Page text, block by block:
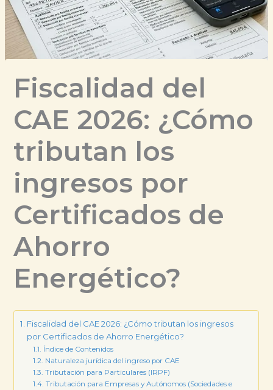
Fiscalidad del
CAE 2026: ¿Cómo
tributan los
ingresos por
Certificados de
Ahorro
Energético?
Fiscalidad del CAE 2026: ¿Cómo tributan los ingresos
por Certificados de Ahorro Energético?
Índice de Contenidos
Naturaleza jurídica del ingreso por CAE
Tributación para Particulares (IRPF)
Tributación para Empresas y Autónomos (Sociedades e